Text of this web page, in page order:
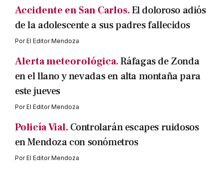
Accidente en San Carlos.El doloroso adiós
de la adolescente a sus padres fallecidos
PorEl Editor Mendoza
Alerta meteorológica.Ráfagas de Zonda
en el llano y nevadas en alta montaña para
este jueves
PorEl Editor Mendoza
Policía Vial. Controlarán escapes ruidosos
en Mendoza con sonómetros
PorEl Editor Mendoza